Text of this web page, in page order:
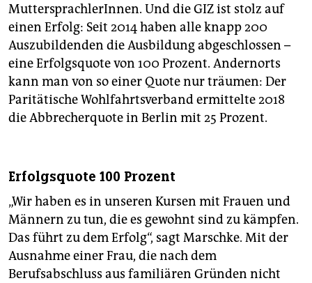
MuttersprachlerInnen. Und die GIZ ist stolz auf
einen Erfolg: Seit 2014 haben alle knapp 200
Auszubildenden die Ausbildung abgeschlossen –
eine Erfolgsquote von 100 Prozent. Andernorts
kann man von so einer Quote nur träumen: Der
Paritätische Wohlfahrtsverband ermittelte 2018
die Abbrecherquote in Berlin mit 25 Prozent.
Erfolgsquote 100 Prozent
„Wir haben es in unseren Kursen mit Frauen und
Männern zu tun, die es gewohnt sind zu kämpfen.
Das führt zu dem Erfolg“, sagt Marschke. Mit der
Ausnahme einer Frau, die nach dem
Berufsabschluss aus familiären Gründen nicht